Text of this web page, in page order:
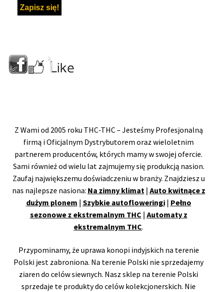
Z Wami od 2005 roku THC-THC – Jesteśmy Profesjonalną
firmą i Oficjalnym Dystrybutorem oraz wieloletnim
partnerem producentów, których mamy w swojej ofercie.
Sami również od wielu lat zajmujemy się produkcją nasion.
Zaufaj największemu doświadczeniu w branży. Znajdziesz u
nas najlepsze nasiona: Na zimny klimat| Auto kwitnące z
dużym plonem | Szybkie autofloweringi| Pełno
sezonowe z ekstremalnym THC | Automaty z
ekstremalnym THC.
Przypominamy, że uprawa konopi indyjskich na terenie
Polski jest zabroniona. Na terenie Polski nie sprzedajemy
ziaren do celów siewnych. Nasz sklep na terenie Polski
sprzedaje te produkty do celów kolekcjonerskich. Nie